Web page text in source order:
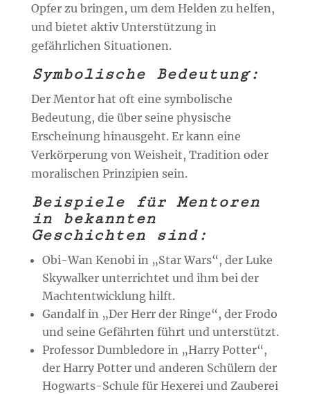
Opfer zu bringen, um dem Helden zu helfen,
und bietet aktiv Unterstützung in
gefährlichen Situationen.
Symbolische Bedeutung:
Der Mentor hat oft eine symbolische
Bedeutung, die über seine physische
Erscheinung hinausgeht. Er kann eine
Verkörperung von Weisheit, Tradition oder
moralischen Prinzipien sein.
Beispiele für Mentoren
in bekannten
Geschichten sind:
Obi-Wan Kenobi in „Star Wars“, der Luke
Skywalker unterrichtet und ihm bei der
Machtentwicklung hilft.
Gandalf in „Der Herr der Ringe“, der Frodo
und seine Gefährten führt und unterstützt.
Professor Dumbledore in „Harry Potter“,
der Harry Potter und anderen Schülern der
Hogwarts-Schule für Hexerei und Zauberei